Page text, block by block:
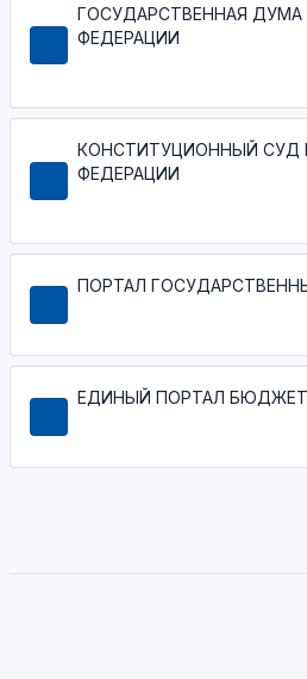
ГОСУДАРСТВЕННАЯ
ФЕДЕРАЦИИ
КОНСТИТУЦИОННЫЙ СУД
ФЕДЕРАЦИИ
ПОРТАЛ
ЕДИНЫЙ ПОРТАЛ